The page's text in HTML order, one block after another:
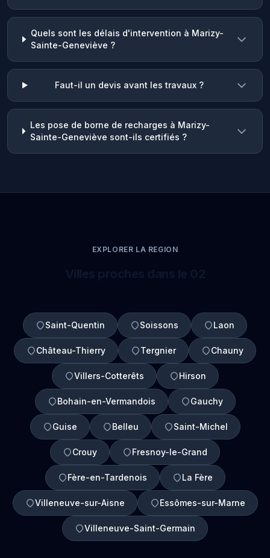
Quels sont les délais d'intervention à Marizy-
Sainte-Geneviève ?
Faut-il un devis avant les travaux ?
Les pose de borne de recharges à Marizy-
Sainte-Geneviève sont-ils certifiés ?
EXPLORER LA REGION
Saint-Quentin Soissons Laon
Château-Thierry Tergnier Chauny
Villers-Cotterêts Hirson
Bohain-en-Vermandois Gauchy
Guise Belleu Saint-Michel
Crouy Fresnoy-le-Grand
Fère-en-Tardenois La Fère
Villeneuve-sur-Aisne Essômes-sur-Marne
Villeneuve-Saint-Germain